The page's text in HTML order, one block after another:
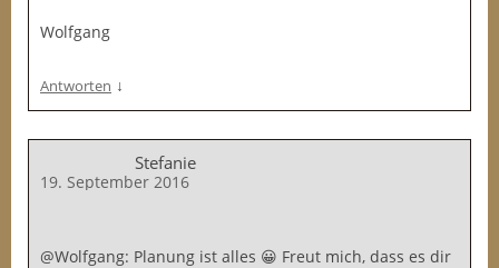
Wolfgang
Antworten ↓
Stefanie
19. September 2016
@Wolfgang: Planung ist alles 😀 Freut mich, dass es dir